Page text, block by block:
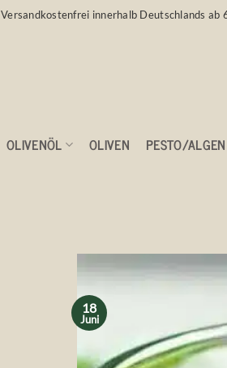
Zum
Versandkostenfrei innerhalb Deutschlands ab
OLIVENÖL OLIVEN PESTO/ALGEN
18
Juni